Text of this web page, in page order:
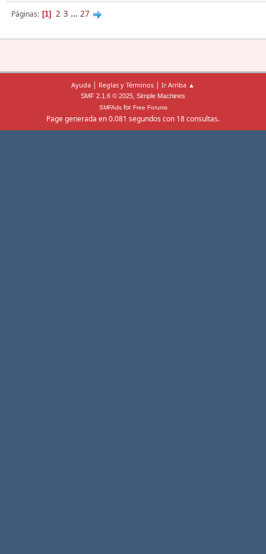
Páginas 1 2 3 ... 27
Ayuda | Reglas y Términos | Ir Arriba ▲
SMF 2.1.6 © 2025, Simple Machines
SMFAdsfor Free Forums
Page generada en 0.081 segundos con 18 consultas.